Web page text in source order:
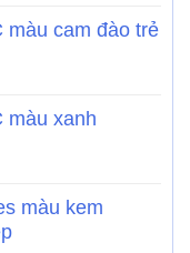
màu cam đào trẻ
màu xanh
màu kem